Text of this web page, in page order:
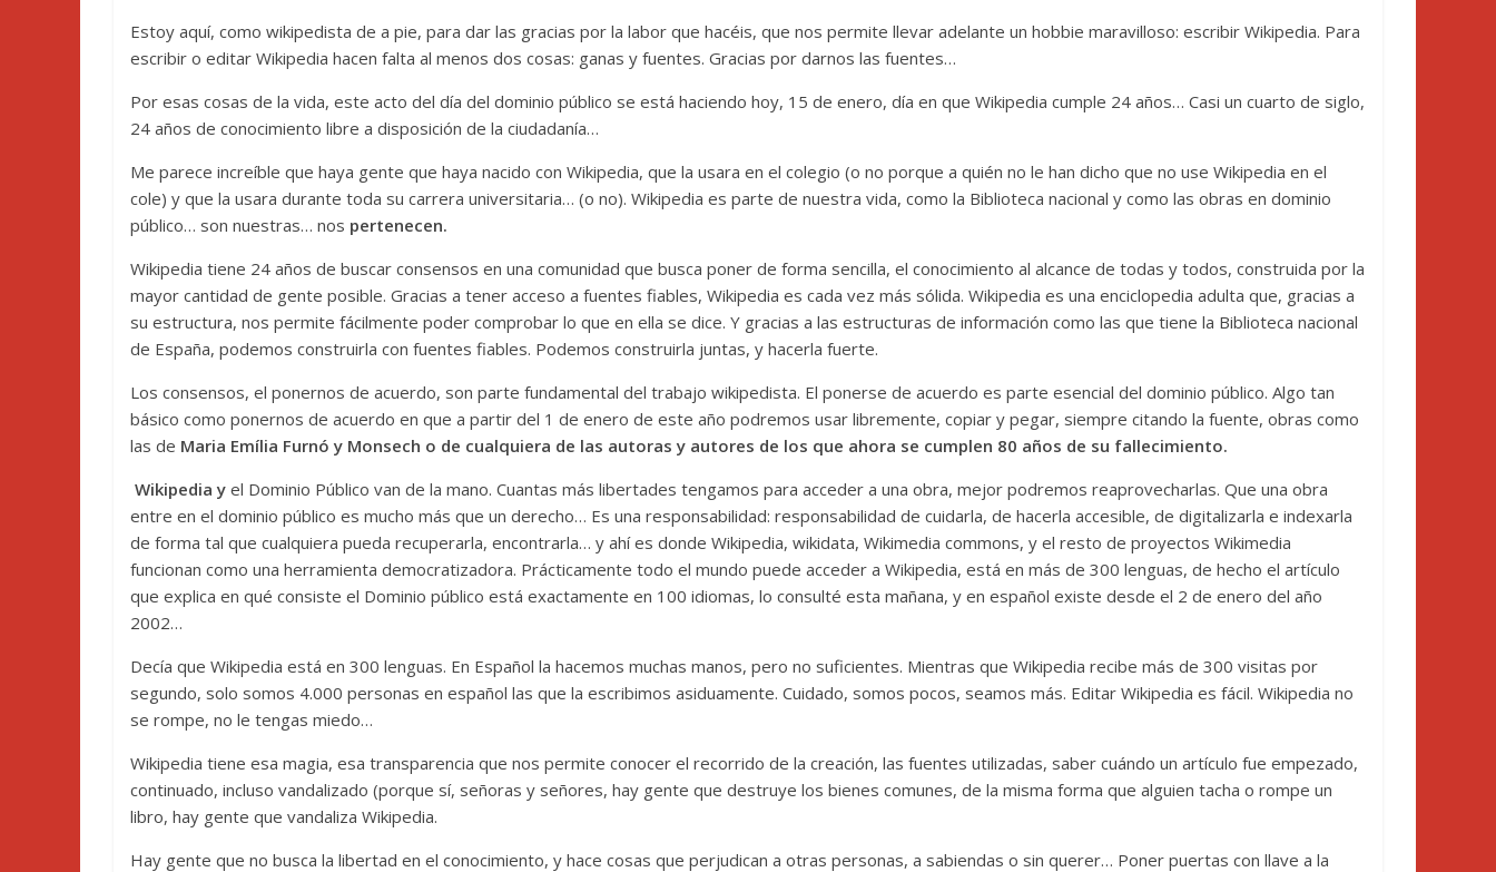
Estoy aquí, como wikipedista de a pie, para dar las gracias por la labor que hacéis, que nos permite llevar adelante un hobbie maravilloso: escribir Wikipedia. Para
escribir o editar Wikipedia hacen falta al menos dos cosas: ganas y fuentes. Gracias por darnos las fuentes…
Por esas cosas de la vida, este acto del día del dominio público se está haciendo hoy, 15 de enero, día en que Wikipedia cumple 24 años… Casi un cuarto de siglo,
24 años de conocimiento libre a disposición de la ciudadanía…
Me parece increíble que haya gente que haya nacido con Wikipedia, que la usara en el colegio (o no porque a quién no le han dicho que no use Wikipedia en el
cole) y que la usara durante toda su carrera universitaria… (o no). Wikipedia es parte de nuestra vida, como la Biblioteca nacional y como las obras en dominio
público… son nuestras… nos pertenecen.
Wikipedia tiene 24 años de buscar consensos en una comunidad que busca poner de forma sencilla, el conocimiento al alcance de todas y todos, construida por la
mayor cantidad de gente posible. Gracias a tener acceso a fuentes fiables, Wikipedia es cada vez más sólida. Wikipedia es una enciclopedia adulta que, gracias a
su estructura, nos permite fácilmente poder comprobar lo que en ella se dice. Y gracias a las estructuras de información como las que tiene la Biblioteca nacional
de España, podemos construirla con fuentes fiables. Podemos construirla juntas, y hacerla fuerte.
Los consensos, el ponernos de acuerdo, son parte fundamental del trabajo wikipedista. El ponerse de acuerdo es parte esencial del dominio público. Algo tan
básico como ponernos de acuerdo en que a partir del 1 de enero de este año podremos usar libremente, copiar y pegar, siempre citando la fuente, obras como
las de Maria Emília Furnó y Monsech o de cualquiera de las autoras y autores de los que ahora se cumplen 80 años de su fallecimiento.
Wikipedia y el Dominio Público van de la mano. Cuantas más libertades tengamos para acceder a una obra, mejor podremos reaprovecharlas. Que una obra
entre en el dominio público es mucho más que un derecho… Es una responsabilidad: responsabilidad de cuidarla, de hacerla accesible, de digitalizarla e indexarla
de forma tal que cualquiera pueda recuperarla, encontrarla… y ahí es donde Wikipedia, wikidata, Wikimedia commons, y el resto de proyectos Wikimedia
funcionan como una herramienta democratizadora. Prácticamente todo el mundo puede acceder a Wikipedia, está en más de 300 lenguas, de hecho el artículo
que explica en qué consiste el Dominio público está exactamente en 100 idiomas, lo consulté esta mañana, y en español existe desde el 2 de enero del año
2002…
Decía que Wikipedia está en 300 lenguas. En Español la hacemos muchas manos, pero no suficientes. Mientras que Wikipedia recibe más de 300 visitas por
segundo, solo somos 4.000 personas en español las que la escribimos asiduamente. Cuidado, somos pocos, seamos más. Editar Wikipedia es fácil. Wikipedia no
se rompe, no le tengas miedo…
Wikipedia tiene esa magia, esa transparencia que nos permite conocer el recorrido de la creación, las fuentes utilizadas, saber cuándo un artículo fue empezado,
continuado, incluso vandalizado (porque sí, señoras y señores, hay gente que destruye los bienes comunes, de la misma forma que alguien tacha o rompe un
libro, hay gente que vandaliza Wikipedia.
Hay gente que no busca la libertad en el conocimiento, y hace cosas que perjudican a otras personas, a sabiendas o sin querer… Poner puertas con llave a la